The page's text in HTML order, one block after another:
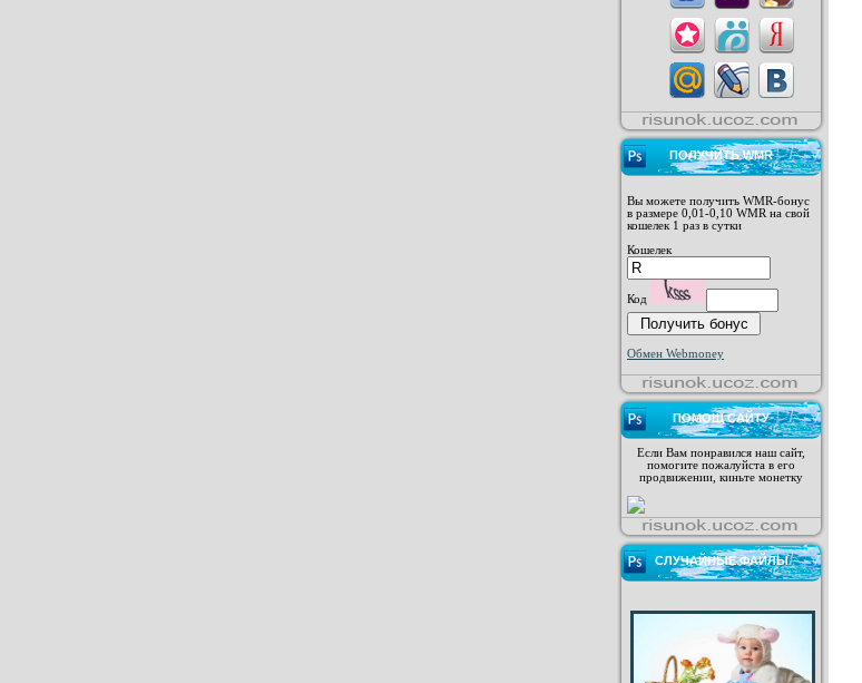
ПОЛУЧИТЬ WMR
Вы можете получить WMR-бонус
в размере 0,01-0,10 WMR на свой
кошелек 1 раз в сутки
Кошелек
Код
Обмен Webmoney
ПОМОЩ САЙТУ
Если Вам понравился наш сайт,
помогите пожалуйста в его
продвижении, киньте монетку
СЛУЧАЙНЫЕ ФАЙЛЫ